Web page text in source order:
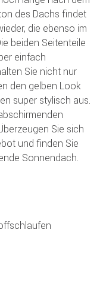
des Dachs findet
die ebenso im
beiden Seitenteile
einfach
Sie nicht nur
den gelben Look
super stylisch aus.
Sie sich
und finden Sie
Sonnendach.